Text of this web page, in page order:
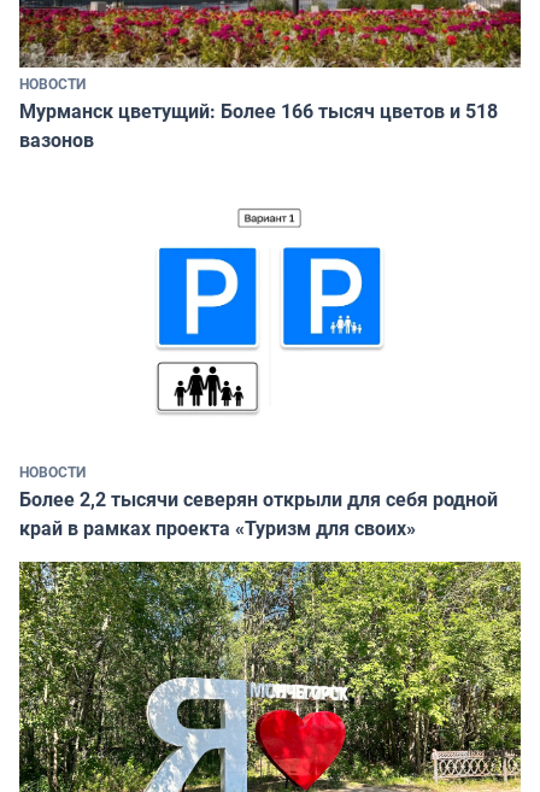
НОВОСТИ
Мурманск цветущий: Более 166 тысяч цветов и 518
вазонов
НОВОСТИ
Более 2,2 тысячи северян открыли для себя родной
край в рамках проекта «Туризм для своих»